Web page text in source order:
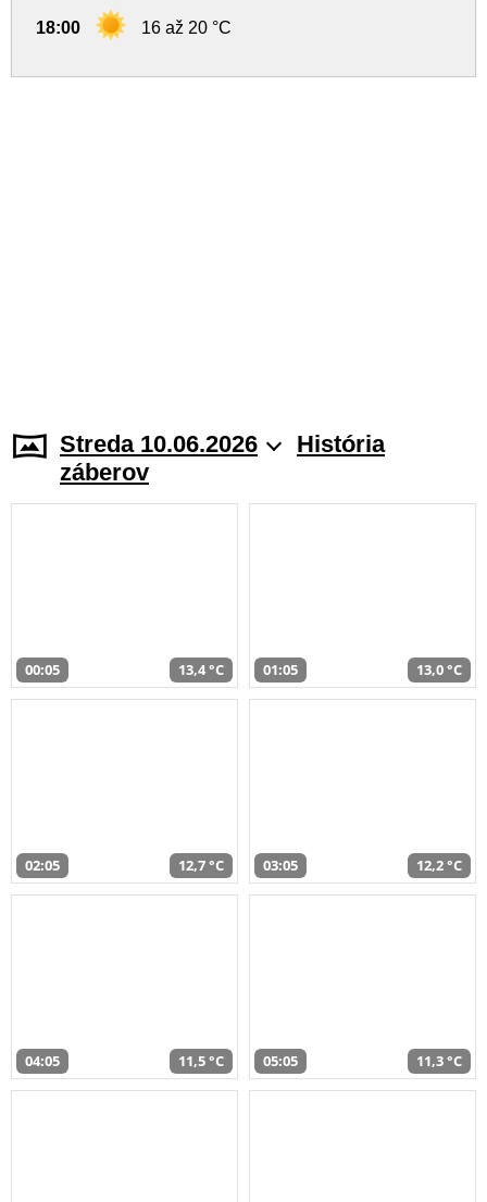
18:00 16 až 20 °C
Streda 10.06.2026
História
záberov
00:05 13,4 °C 01:05 13,0 °C
02:05 12,7 °C 03:05 12,2 °C
04:05 11,5 °C 05:05 11,3 °C